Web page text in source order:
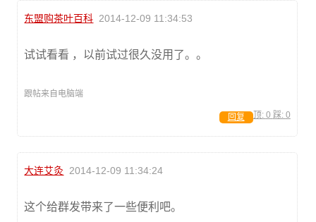
东盟购茶叶百科 2014-12-09 11:34:53
试试看看 ，以前试过很久没用了。。
跟帖来自电脑端
顶: 0 踩: 0
回复
大连艾灸 2014-12-09 11:34:24
这个给群发带来了一些便利吧。